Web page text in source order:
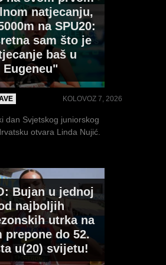
natjecanju,
na SPU20:
sam što je
baš u
Eugeneu"
KOLOVOZ 7, 2026
dan Svjetskog juniorskog
otvara Linda Nujić.
Bujan u jednoj
najboljih
utrka na
prepone do 52.
u(20) svijetu!
za mlađe
i juniorke 2026
SRPANJ 21, 2026
Europsko
za mlađe
i juniorke 2026
SRPANJ 18, 2026
na svom prvom
natjecanju,
na SPU20:
baš u
dan Svjetskog juniorskog